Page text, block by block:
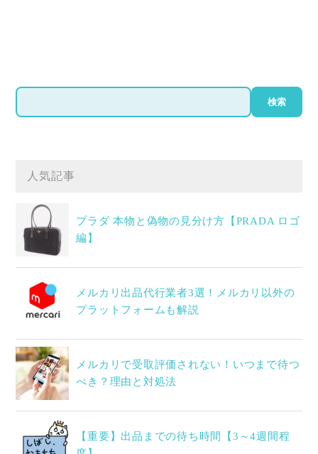
検
索
検索
人気記事
プラダ 本物と偽物の見分け方【PRADA ロゴ
編】
メルカリ出品代行業者3選！メルカリ以外の
プラットフォームも解説
メルカリで受取評価されない！いつまで待つ
べき？理由と対処法
【重要】出品までの待ち時間【3～4週間程